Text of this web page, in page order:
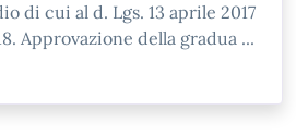
di cui al d. Lgs. 13 aprile 2017
Approvazione della gradua ...